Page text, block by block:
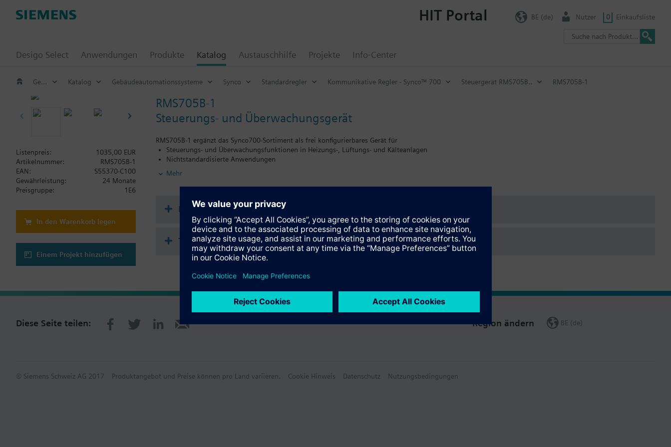
Desigo Select Anwendungen Produkte Katalog Austauschhilfe Projekte Info-Center
HIT Portal BE (de) Nutzer 0 Einkaufsliste
Gebäude –Automationssysteme Katalog Gebäudeautomationssysteme Synco Standardregler Kommunikative Regler - Synco™ 700 Steuergerät RMS705B.. RMS705B-1
RMS705B-1
Steuerungs- und Überwachungsgerät
RMS705B-1 ergänzt das Synco700-Sortiment als frei konfigurierbares Gerät für
Steuerungs- und Überwachungsfunktionen in Heizungs-, Lüftungs- und Kälteanlagen
Nichtstandardisierte Anwendungen
und beinhaltet deshalb keine vordefinierten Standardanwendungen.
Anschluss zusätzlicher universeller Alarmeingänge
Hinzufügen freier Eingänge zur Anzeige und Überwachung
Aufzeichnung von Ereignissen (z. B. Legionellenfunktion)
Zusätzliche Zeitschaltprogramme (EIN / AUS) für Basisfunktionen
Berechnung von Enthalpie, -differenz, absolute Feuchte, Taupunkt- und Feuchtkugeltemperatur
Logische Funktionsblöcke zum Einschalten / Ausschalten in Abhängigkeit verschiedener Bedingungen
Führungs- / Folge-Steuerung von Pumpen, Ventilatoren, Motoren, usw. mit Laufzeitausgleich
Stufenschalter mit 'linearer', 'binärer' und 'flexibler' Funktionalität
Der RMS705B-1 unterstützt die Sprachen: Englisch, Deutsch, Französisch, Italienisch, Spanisch, Portugiesisch, Niederländisch, Dänisch, Finnisch, Norwegisch,
Schwedisch, Polnisch, Tschechisch, Ungarisch, Russisch, Slowakisch, Bulgarisch, Griechisch, Rumänisch, Slowenisch, Serbisch, Kroatisch, Türkisch, Chinesisch.
Erweiterungsmodule ergänzen den RMS705B-1 und bieten eine funktionale Erweiterung. Sie werden mit dem Regler über eine Steckverbindung verbunden. Die
2 Universalmodule RMZ788
Mehr
Listenpreis:
1035,00 EUR
Artikelnummer:
RMS705B-1
EAN:
S55370-C100
Gewährleistung:
24 Monate
Preisgruppe:
1E6
In den Warenkorb legen
Einem Projekt hinzufügen
Dokumente
Technische Daten
Diese Seite teilen: Region ändern BE (de)
© Siemens Schweiz AG 2017 Produktangebot und Preise können pro Land variieren. Cookie Hinweis Datenschutz Nutzungsbedingungen